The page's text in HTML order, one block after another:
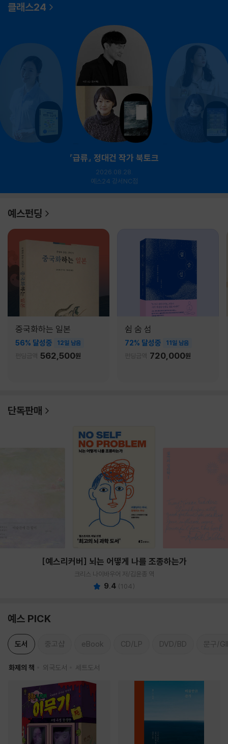
클래스24
『급류』 정대건 작가 북토크
2026.08.28.
예스24 강서NC점
예스펀딩
중국화하는 일본
56% 달성중 12일 남음
펀딩금액 562,500원
쉼 숨 섬
72% 달성중 11일 남음
펀딩금액 720,000원
단독판매
[예스리커버] 뇌는 어떻게 나를 조종하는가
크리스 나이바우어 저/김윤종 역
9.4 (104)
예스 PICK
도서 중고샵 eBook CD/LP DVD/BD 문구/
화제의 책 외국도서 세트도서